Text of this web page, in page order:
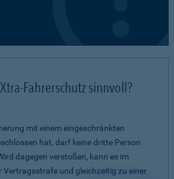
Fahrerschutz sinnvoll?
mit einem eingeschränkten
hat, darf keine dritte Person
dagegen verstoßen, kann es im
Vertragsstrafe und gleichzeitig zu einer